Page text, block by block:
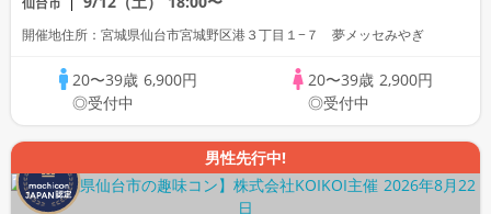
開催地住所：宮城県仙台市宮城野区港３丁目１−７ 夢メッセみやぎ
20〜39歳 6,900円
◎受付中
20〜39歳 2,900円
◎受付中
男性先行中!